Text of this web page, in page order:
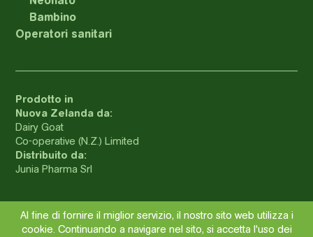
Bambino
Operatori sanitari
Prodotto in
Nuova Zelanda da:
Dairy Goat
Co-operative (N.Z.) Limited
Distribuito da:
Junia Pharma Srl
Capricare® 2025 ©
Al fine di fornire il miglior servizio, il nostro sito web utilizza i
cookie. Continuando a navigare nel sito, si accetta l'uso dei